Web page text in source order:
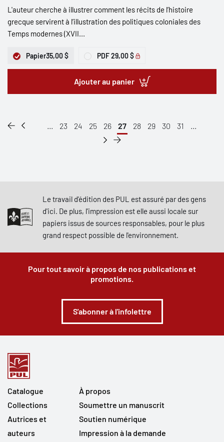
L'auteur cherche à illustrer comment les récits de l’histoire
grecque servirent à l’illustration des politiques coloniales des
Temps modernes (XVII...
Papier35,00 $ PDF29,00 $
Ajouter au panier
... 23 24 25 26 27 28 29 30 31 ...
Le travail d'édition des PUL est assuré par des gens
d'ici. De plus, l'impression est elle aussi locale sur
papiers issus de sources responsables, pour le plus
grand respect possible de l'environnement.
Pour tout savoir à propos de nos publications et
promotions.
S'abonner à l'infolettre
Catalogue
Collections
Autrices et
auteurs
À propos
Soumettre un manuscrit
Soutien numérique
Impression à la demande